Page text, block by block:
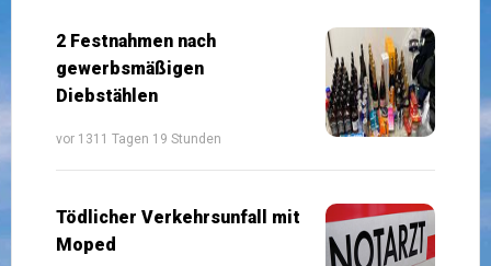
2 Festnahmen nach
gewerbsmäßigen
Diebstählen
vor 1311 Tagen 19 Stunden
Tödlicher Verkehrsunfall mit
Moped